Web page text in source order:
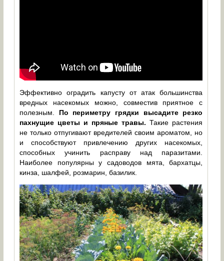
Эффективно оградить капусту от атак большинства
вредных насекомых можно, совместив приятное с
полезным. По периметру грядки высадите резко
пахнущие цветы и пряные травы. Такие растения
не только отпугивают вредителей своим ароматом, но
и способствуют привлечению других насекомых,
способных учинить расправу над паразитами.
Наиболее популярны у садоводов мята, бархатцы,
кинза, шалфей, розмарин, базилик.